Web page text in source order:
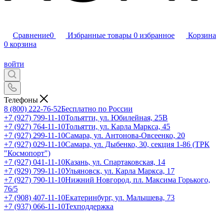
Сравнение0 Избранные товары 0 избранное
Корзина
0 корзина
войти
Телефоны
8 (800) 222-76-52Бесплатно по России
+7 (927) 799-11-10Тольятти, ул. Юбилейная, 25В
+7 (927) 764-11-10Тольятти, ул. Карла Маркса, 45
+7 (927) 299-11-10Самара, ул. Антонова-Овсеенко, 20
+7 (927) 029-11-10Самара, ул. Дыбенко, 30, секция 1-86 (ТРК
"Космопорт")
+7 (927) 041-11-10Казань, ул. Спартаковская, 14
+7 (929) 799-11-10Ульяновск, ул. Карла Маркса, 17
+7 (927) 790-11-10Нижний Новгород, пл. Максима Горького,
76/5
+7 (908) 407-11-10Екатеринбург, ул. Малышева, 73
+7 (937) 066-11-10Техподдержка